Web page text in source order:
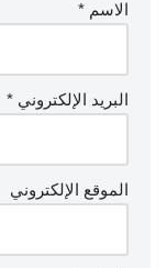
الاسم *
البريد الإلكتروني *
الموقع الإلكتروني